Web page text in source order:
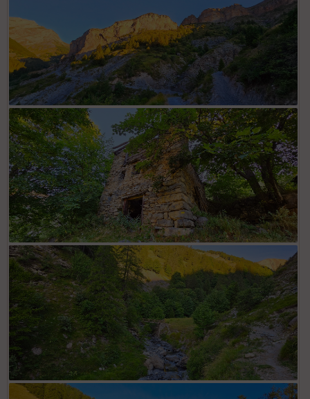
Début parcours sous falaises de "Dessous Lou Bals"
Anciennes bergeries et granges disséminées sur le parcours